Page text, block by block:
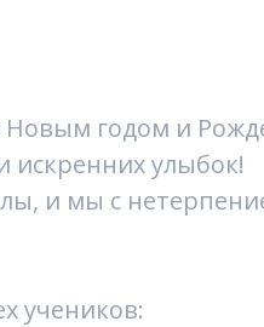
годом и
искренних улыбок!
и мы с
учеников: